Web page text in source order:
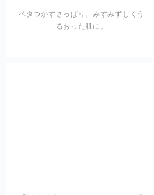
ベタつかずさっぱり。みずみずしくう
るおった肌に。